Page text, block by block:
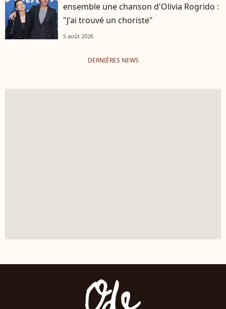
ensemble une chanson d'Olivia Rogrido :
"J'ai trouvé un choriste"
5 août 2026
DERNIÈRES NEWS